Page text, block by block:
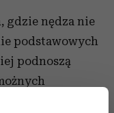
gdzie nędza nie
podstawowych
podnoszą
-